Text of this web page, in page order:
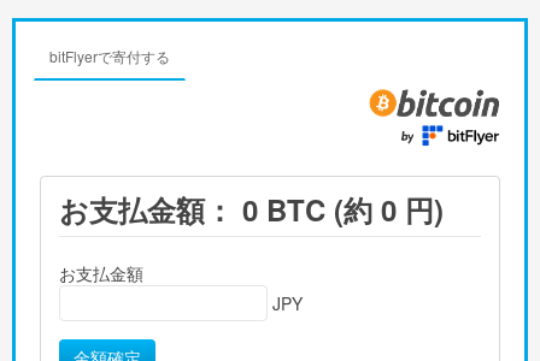
bitFlyerで寄付する
お支払金額： 0 BTC (約 0 円)
お支払金額
JPY